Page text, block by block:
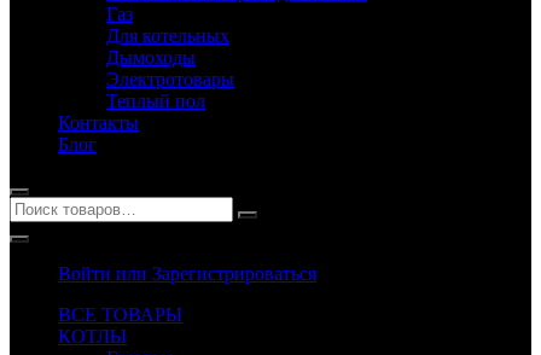
Газ
Для котельных
Дымоходы
Электротовары
Теплый пол
Контакты
Блог
Войти или Зарегистрироваться
ВСЕ ТОВАРЫ
КОТЛЫ